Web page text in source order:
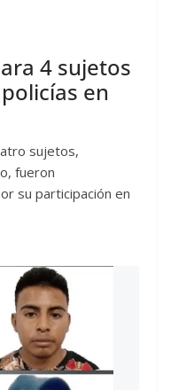
4 sujetos
en
sujetos,
fueron
su participación en